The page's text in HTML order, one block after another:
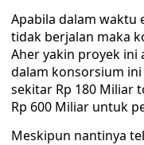
Apabila dalam waktu
tidak berjalan maka
Aher yakin proyek ini
dalam konsorsium
sekitar Rp 180 Miliar
Rp 600 Miliar untuk
Meskipun nantinya